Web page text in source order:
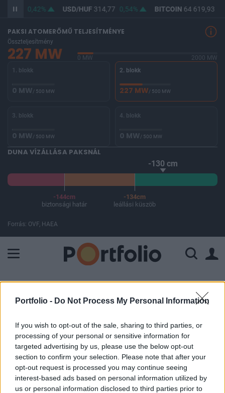
Portfolio - Do Not Process My Personal Information
If you wish to opt-out of the sale, sharing to third parties, or
processing of your personal or sensitive information for
targeted advertising by us, please use the below opt-out
section to confirm your selection. Please note that after your
opt-out request is processed you may continue seeing
interest-based ads based on personal information utilized by
us or personal information disclosed to third parties prior to
363,25 0,42% USD/HUF314,77 0,54% BITCOIN64 619,93
PAKSI ATOMERŐMŰ TELJESÍTMÉNYE
Összteljesítmény
227 MW 0 MW
2000 MW
1. blokk
0 MW/ 500 MW
2. blokk
227 MW/ 500 MW
3. blokk
0 MW/ 500 MW
4. blokk
0 MW/ 500 MW
DUNA VÍZÁLLÁSA PAKSNÁL
-130 cm
-144cm
biztonsági határ
-134cm
leállási küszöb
Forrás: OVF, HAEA
Microsoftot
eredményvárakozásait
Portfolio
2000. december 07. 15:14